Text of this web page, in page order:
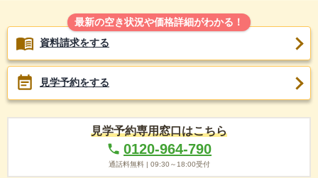
最新の空き状況や価格詳細がわかる！
資料請求をする
見学予約をする
見学予約専用窓口はこちら
0120-964-790
通話料無料 | 09:30～18:00受付